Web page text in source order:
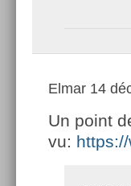
Elmar 14
Un point
vu: